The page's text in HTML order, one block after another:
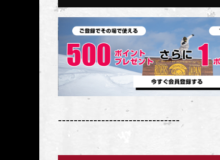
-------------------------------